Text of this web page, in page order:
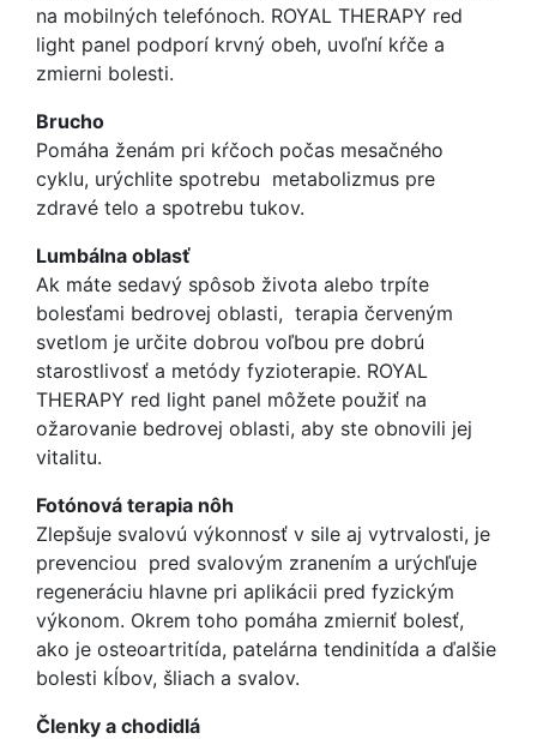
na mobilných telefónoch. ROYAL THERAPY red
light panel podporí krvný obeh, uvoľní kŕče a
zmierni bolesti.
Brucho
Pomáha ženám pri kŕčoch počas mesačného
cyklu, urýchlite spotrebu metabolizmus pre
zdravé telo a spotrebu tukov.
Lumbálna oblasť
Ak máte sedavý spôsob života alebo trpíte
bolesťami bedrovej oblasti, terapia červeným
svetlom je určite dobrou voľbou pre dobrú
starostlivosť a metódy fyzioterapie. ROYAL
THERAPY red light panel môžete použiť na
ožarovanie bedrovej oblasti, aby ste obnovili jej
vitalitu.
Fotónová terapia nôh
Zlepšuje svalovú výkonnosť v sile aj vytrvalosti, je
prevenciou pred svalovým zranením a urýchľuje
regeneráciu hlavne pri aplikácii pred fyzickým
výkonom. Okrem toho pomáha zmierniť bolesť,
ako je osteoartritída, patelárna tendinitída a ďalšie
bolesti kĺbov, šliach a svalov.
Členky a chodidlá